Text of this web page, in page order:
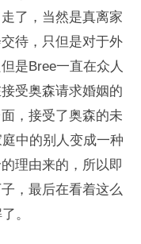
了，当然是真离家
待，只但是对于外
是Bree一直在众人
受奥森请求婚姻的
，接受了奥森的未
中的别人变成一种
理由来的，所以即
，最后在看着这么
。